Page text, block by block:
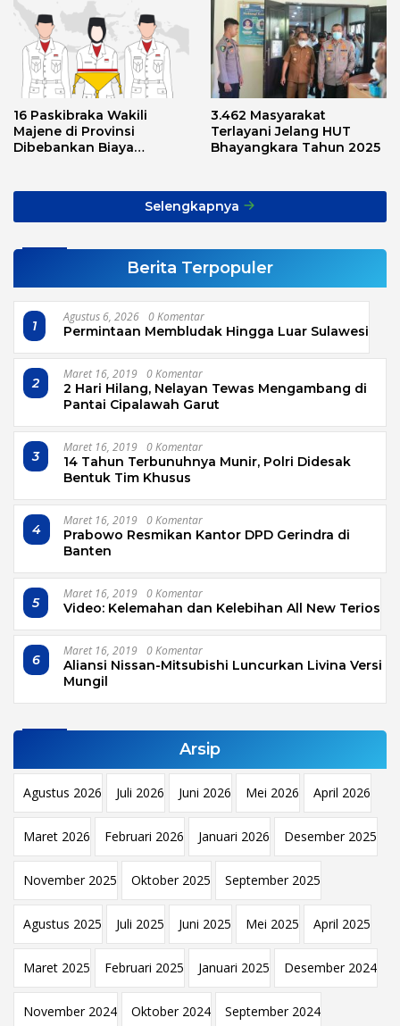
16 Paskibraka Wakili
Majene di Provinsi
Dibebankan Biaya
3.462 Masyarakat
Terlayani Jelang HUT
Bhayangkara Tahun 2025
Selengkapnya
Berita Terpopuler
1
Agustus 6, 2026 0 Komentar
Permintaan Membludak Hingga Luar Sulawesi
2
Maret 16, 2019 0 Komentar
2 Hari Hilang, Nelayan Tewas Mengambang di
Pantai Cipalawah Garut
3
Maret 16, 2019 0 Komentar
14 Tahun Terbunuhnya Munir, Polri Didesak
Bentuk Tim Khusus
4
Maret 16, 2019 0 Komentar
Prabowo Resmikan Kantor DPD Gerindra di
Banten
5
Maret 16, 2019 0 Komentar
Video: Kelemahan dan Kelebihan All New Terios
6
Maret 16, 2019 0 Komentar
Aliansi Nissan-Mitsubishi Luncurkan Livina Versi
Mungil
Arsip
Agustus 2026 Juli 2026 Juni 2026 Mei 2026 April 2026
Maret 2026 Februari 2026 Januari 2026 Desember 2025
November 2025 Oktober 2025 September 2025
Agustus 2025 Juli 2025 Juni 2025 Mei 2025 April 2025
Maret 2025 Februari 2025 Januari 2025 Desember 2024
November 2024 Oktober 2024 September 2024